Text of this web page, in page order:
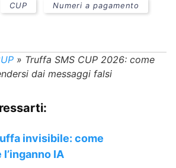
CUP Numeri a pagamento
» Truffa SMS CUP 2026: come
dai messaggi falsi
invisibile: come
IA